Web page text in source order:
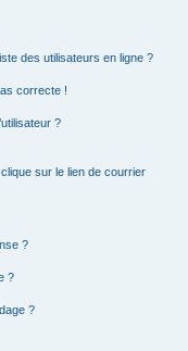
des utilisateurs en ligne ?
correcte !
?
sur le lien de courrier
?
?
?